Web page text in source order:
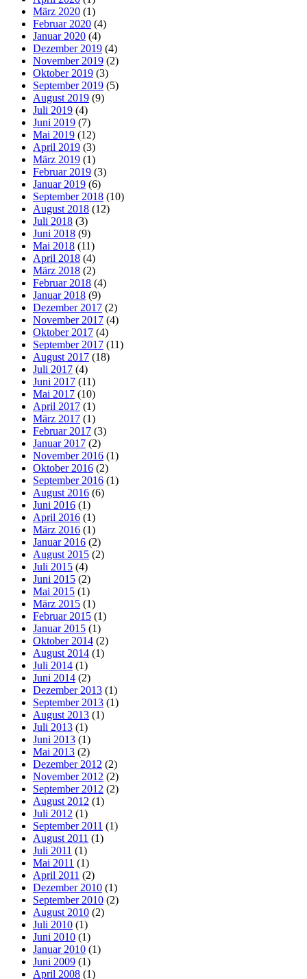
März 2020 (1)
Februar 2020 (4)
Januar 2020 (4)
Dezember 2019 (4)
November 2019 (2)
Oktober 2019 (3)
September 2019 (5)
August 2019 (9)
Juli 2019 (4)
Juni 2019 (7)
Mai 2019 (12)
April 2019 (3)
März 2019 (1)
Februar 2019 (3)
Januar 2019 (6)
September 2018 (10)
August 2018 (12)
Juli 2018 (3)
Juni 2018 (9)
Mai 2018 (11)
April 2018 (4)
März 2018 (2)
Februar 2018 (4)
Januar 2018 (9)
Dezember 2017 (2)
November 2017 (4)
Oktober 2017 (4)
September 2017 (11)
August 2017 (18)
Juli 2017 (4)
Juni 2017 (11)
Mai 2017 (10)
April 2017 (1)
März 2017 (1)
Februar 2017 (3)
Januar 2017 (2)
November 2016 (1)
Oktober 2016 (2)
September 2016 (1)
August 2016 (6)
Juni 2016 (1)
April 2016 (1)
März 2016 (1)
Januar 2016 (2)
August 2015 (2)
Juli 2015 (4)
Juni 2015 (2)
Mai 2015 (1)
März 2015 (1)
Februar 2015 (1)
Januar 2015 (1)
Oktober 2014 (2)
August 2014 (1)
Juli 2014 (1)
Juni 2014 (2)
Dezember 2013 (1)
September 2013 (1)
August 2013 (1)
Juli 2013 (1)
Juni 2013 (1)
Mai 2013 (2)
Dezember 2012 (2)
November 2012 (2)
September 2012 (2)
August 2012 (1)
Juli 2012 (1)
September 2011 (1)
August 2011 (1)
Juli 2011 (1)
Mai 2011 (1)
April 2011 (2)
Dezember 2010 (1)
September 2010 (2)
August 2010 (2)
Juli 2010 (1)
Juni 2010 (1)
Januar 2010 (1)
Juni 2009 (1)
April 2008 (1)